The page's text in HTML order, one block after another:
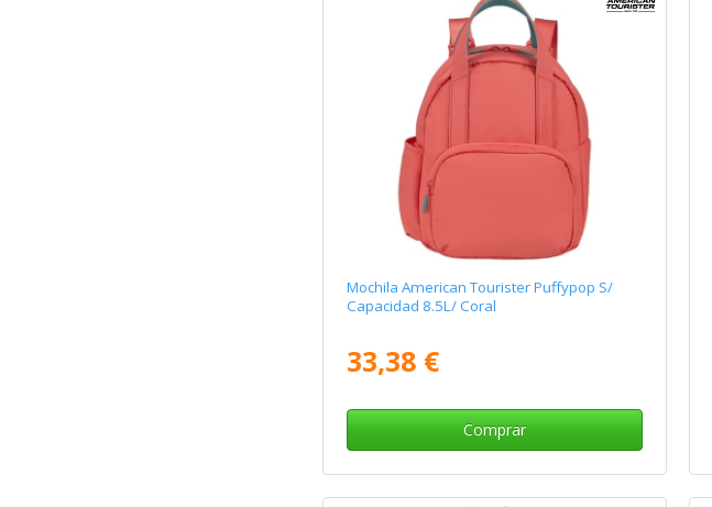
Mochila American Tourister Puffypop S/
Capacidad 8.5L/ Coral
33,38 €
Comprar